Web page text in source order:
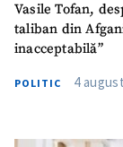
Vasile Tofan,
taliban din
inacceptabilă”
POLITIC 4